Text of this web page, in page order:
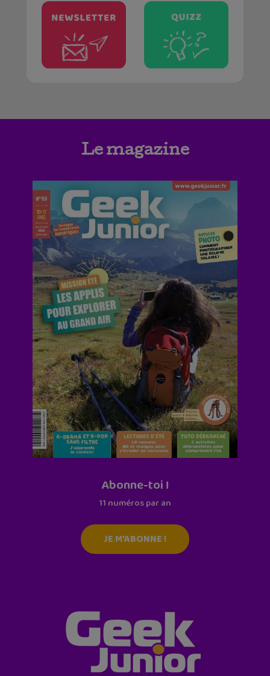
Le magazine
Abonne-toi !
11 numéros par an
JE M'ABONNE !